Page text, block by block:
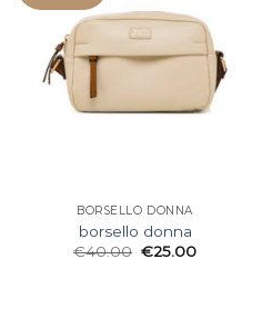
BORSELLO DONNA
borsello donna
€40.00 €25.00